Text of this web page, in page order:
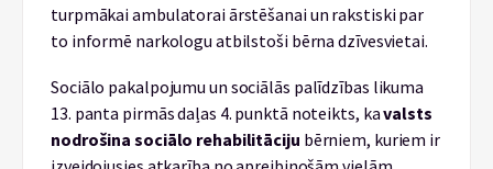
turpmākai ambulatorai ārstēšanai un rakstiski par
to informē narkologu atbilstoši bērna dzīvesvietai.
Sociālo pakalpojumu un sociālās palīdzības likuma
13. panta pirmās daļas 4. punktā noteikts, kavalsts
nodrošina sociālo rehabilitāciju bērniem, kuriem ir